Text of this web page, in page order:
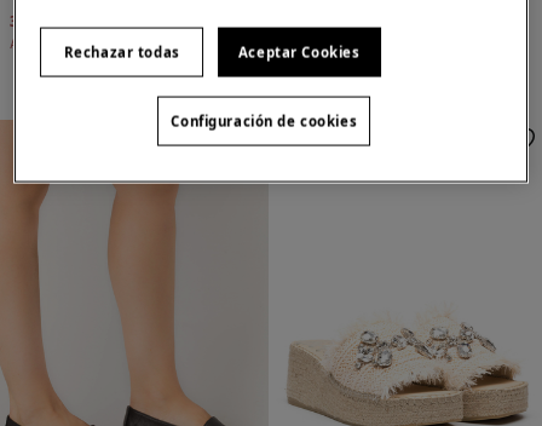
35,99 € 65,90 €
Ahorras 29,91 €
39,99 € 85,90 €
Ahorras45,91 €
Rechazar todas Aceptar Cookies
Configuración de cookies